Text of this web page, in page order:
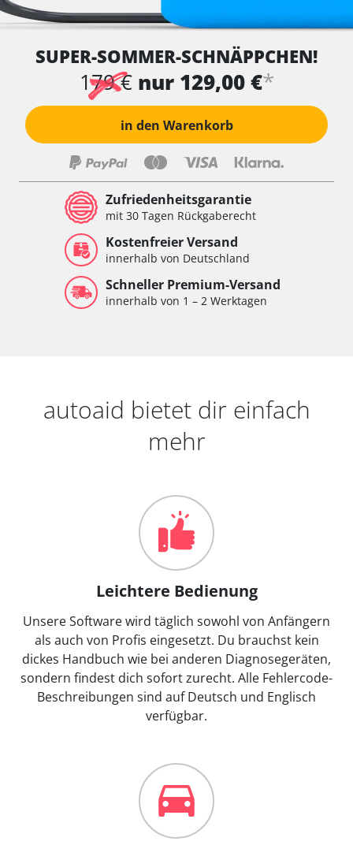
SUPER-SOMMER-SCHNÄPPCHEN!
179 € nur 129,00 €*
in den Warenkorb
Zufriedenheitsgarantie
mit 30 Tagen Rückgaberecht
Kostenfreier Versand
innerhalb von Deutschland
Schneller Premium-Versand
innerhalb von 1 – 2 Werktagen
autoaid bietet dir einfach
mehr
Leichtere Bedienung
Unsere Software wird täglich sowohl von Anfängern
als auch von Profis eingesetzt. Du brauchst kein
dickes Handbuch wie bei anderen Diagnosegeräten,
sondern findest dich sofort zurecht. Alle Fehlercode-
Beschreibungen sind auf Deutsch und Englisch
verfügbar.